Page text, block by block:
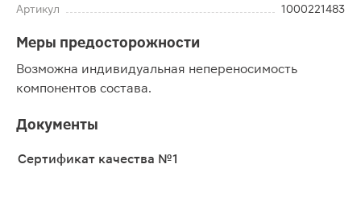
Артикул
1000221483
Меры предосторожности
Возможна индивидуальная непереносимость
компонентов состава.
Документы
Сертификат качества №1